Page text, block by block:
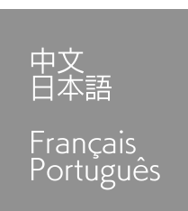
中文
日本語
Français
Português